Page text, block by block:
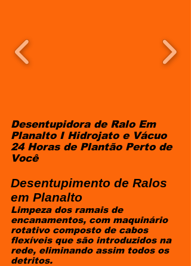
Desentupidora de Ralo Em
Planalto I Hidrojato e Vácuo
24 Horas de Plantão Perto de
Você
Desentupimento de Ralos
em Planalto
​Limpeza dos ramais de
encanamentos, com maquinário
rotativo composto de cabos
flexíveis que são introduzidos na
rede, eliminando assim todos os
detritos.